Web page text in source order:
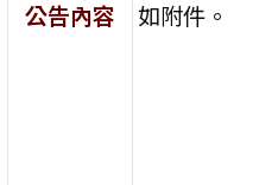
公告內容
如附件。